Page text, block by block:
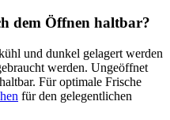
dem Öffnen haltbar?
und dunkel gelagert werden
werden. Ungeöffnet
Für optimale Frische
für den gelegentlichen